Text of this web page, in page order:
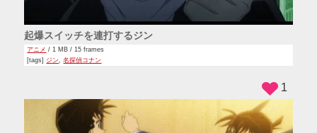
起爆スイッチを連打するジン
アニメ / 1 MB / 15 frames
[tags] ジン ,名探偵コナン
1